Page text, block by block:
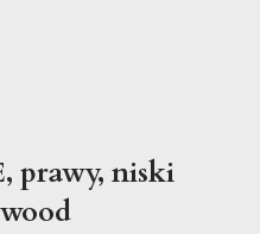
prawy, niski